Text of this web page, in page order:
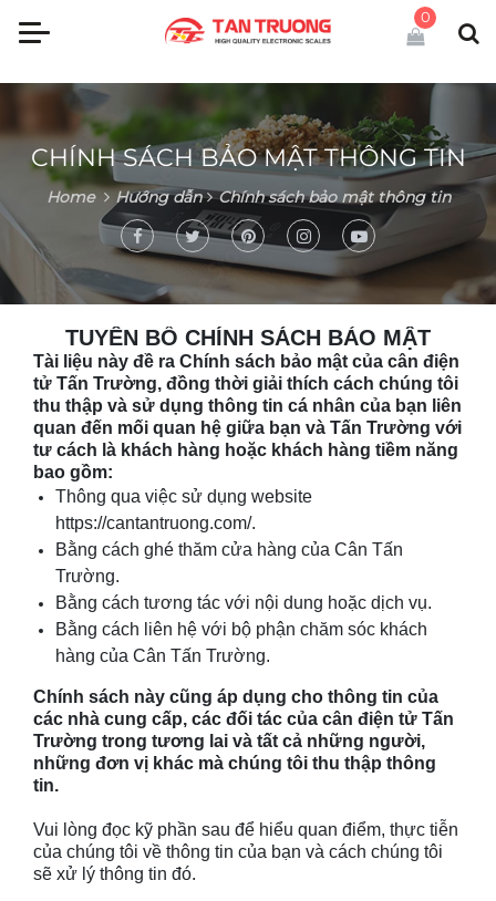
0
CHÍNH SÁCH BẢO MẬT THÔNG TIN
Home Hướng dẫn Chính sách bảo mật thông tin
TUYÊN BỐ CHÍNH SÁCH BẢO MẬT
Tài liệu này đề ra Chính sách bảo mật của cân điện
tử Tấn Trường, đồng thời giải thích cách chúng tôi
thu thập và sử dụng thông tin cá nhân của bạn liên
quan đến mối quan hệ giữa bạn và Tấn Trường với
tư cách là khách hàng hoặc khách hàng tiềm năng
bao gồm:
Thông qua việc sử dụng website
https://cantantruong.com/.
Bằng cách ghé thăm cửa hàng của Cân Tấn
Trường.
Bằng cách tương tác với nội dung hoặc dịch vụ.
Bằng cách liên hệ với bộ phận chăm sóc khách
hàng của Cân Tấn Trường.
Chính sách này cũng áp dụng cho thông tin của
các nhà cung cấp, các đối tác của cân điện tử Tấn
Trường trong tương lai và tất cả những người,
những đơn vị khác mà chúng tôi thu thập thông
tin.
Vui lòng đọc kỹ phần sau để hiểu quan điểm, thực tiễn
của chúng tôi về thông tin của bạn và cách chúng tôi
sẽ xử lý thông tin đó.